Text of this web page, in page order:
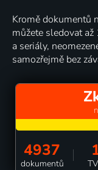
Kromě dokumentů
můžete sledovat
a seriály,
samozřejmě bez
4937
dokumentů